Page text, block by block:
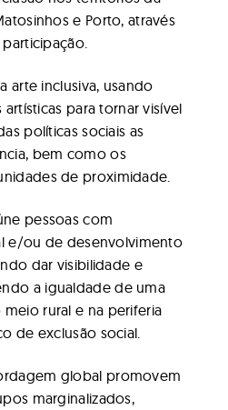
e Porto, através
arte inclusiva, usando
para tornar visível
políticas sociais as
bem como os
de proximidade.
pessoas com
e/ou de desenvolvimento
dar visibilidade e
a igualdade de uma
rural e na periferia
de exclusão social.
global promovem
marginalizados,